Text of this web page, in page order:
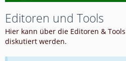
Editoren und Tools
Hier kann über die Editoren &
diskutiert werden.